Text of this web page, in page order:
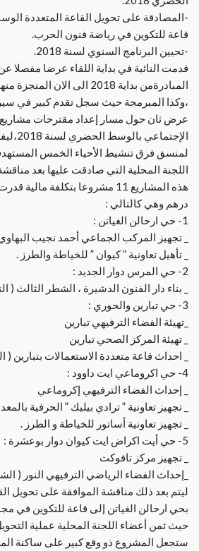
-المصادقة على تحويل القاعة المتعددة
قاعة للتكوين في رياضة فنون الحرب.
-تحيين البرنامج السنوي لسنة 2018.
قدمت النائبة في بداية اللقاء عرضا مفصلا
المبادرةمن بداية 2018 الى
،وكذا المبرمجة حيث سجل تقدم كبير في
عرض ثان حول مسار إعداد مقترحات مشاريع
لمنسق فرق تنشيط الأحياء الخمس
اللجنة المحلية التي صادقت عليها بعد
درهم وهي كالتالي :
1- حي ارحالن الغياتن :
_ تجهيز المركب الجماعي أحمد نجيب
_ تأهيل تعاونية ” كيوان ” للخياطة والطرز .
2- حي المرس دوار الجديد :
_ بناء دار الفنون الدشيرة ، الشطر الثالث (
3- حي تبارين والحوري :
_تهيئة الفضاء الترفيهي تبارين
_ تهيئة المركز الصحي تبارين
_ احداث قاعة متعددة الاستعمالات بتبارين (
4- حي اكروماعي ايت داوود :
_ إحداث الفضاء الترفيهي إكروماعي
_ تجهيز تعاونية ” ترادي بيليك ” الحرفية
_ تجهيز تعاونية أساتور للخياطة و الطرز .
5- حي أيت اكراض ايت كيوان دوار بوعشرة :
_ تجهيز مركز تافوكت
_إحداث الفضاء الرياضي الترفيهي النور (
ليتم بعد ذلك مناقشة الموافقة على تحويل
بحي ارحالن الغياتن إلى قاعة للتكوين في
حيث ثمن أعضاء اللجنة المحلية عملية
ستجعل المشروع ذو وقع كبير على ساكنة